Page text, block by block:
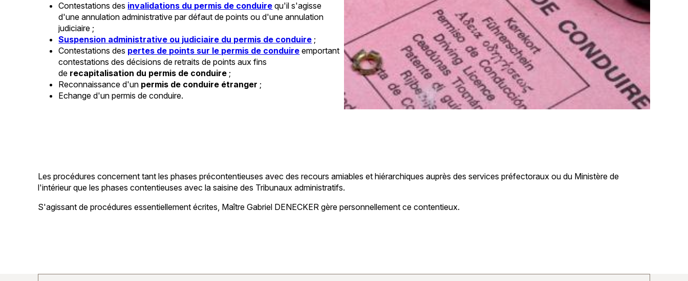
Contestations des invalidations du permis de conduire qu'il s'agisse
d'une annulation administrative par défaut de points ou d'une annulation
judiciaire ;
Suspension administrative ou judiciaire du permis de conduire ;
Contestations des pertes de points sur le permis de conduire emportant
contestations des décisions de retraits de points aux fins
de recapitalisation du permis de conduire ;
Reconnaissance d'un permis de conduire étranger ;
Echange d'un permis de conduire.
Les procédures concernent tant les phases précontentieuses avec des recours amiables et hiérarchiques auprès des services préfectoraux ou du Ministère de
l'intérieur que les phases contentieuses avec la saisine des Tribunaux administratifs.
S'agissant de procédures essentiellement écrites, Maître Gabriel DENECKER gère personnellement ce contentieux.